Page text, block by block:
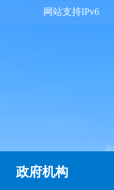
网站支持IPv6
政府机构